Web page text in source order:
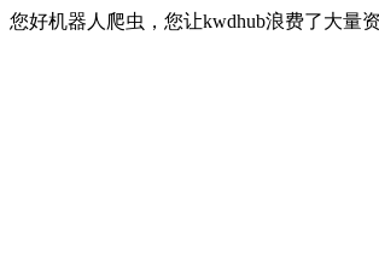
您好机器人爬虫，您让kwdhub浪费了大量